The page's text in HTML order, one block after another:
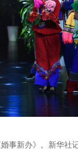
事新办》。新华社